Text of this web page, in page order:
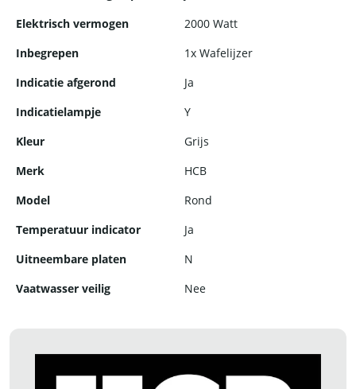
Elektrisch vermogen
2000 Watt
Inbegrepen
1x Wafelijzer
Indicatie afgerond
Ja
Indicatielampje
Y
Kleur
Grijs
Merk
HCB
Model
Rond
Temperatuur indicator
Ja
Uitneembare platen
N
Vaatwasser veilig
Nee